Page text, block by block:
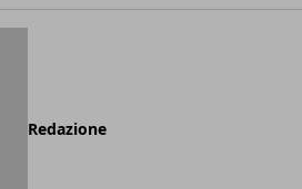
Redazione